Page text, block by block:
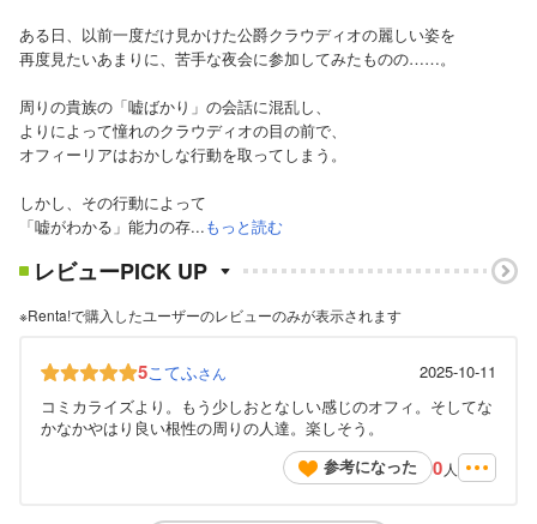
ある日、以前一度だけ見かけた公爵クラウディオの麗しい姿を
再度見たいあまりに、苦手な夜会に参加してみたものの……。
周りの貴族の「嘘ばかり」の会話に混乱し、
よりによって憧れのクラウディオの目の前で、
オフィーリアはおかしな行動を取ってしまう。
しかし、その行動によって
「嘘がわかる」能力の存...もっと読む
レビューPICK UP
※Renta!で購入したユーザーのレビューのみが表示されます
5こてふさん
2025-10-11
コミカライズより。もう少しおとなしい感じのオフィ。そしてな
かなかやはり良い根性の周りの人達。楽しそう。
参考になった
0 人